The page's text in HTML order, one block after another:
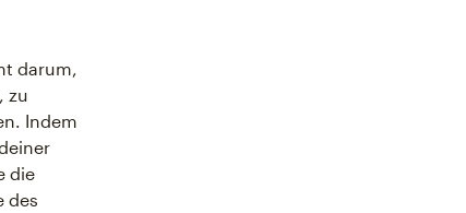
darum,
zu
Indem
die
des